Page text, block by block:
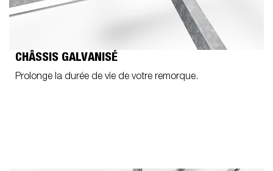
CHÂSSIS GALVANISÉ
Prolonge la durée de vie de votre remorque.